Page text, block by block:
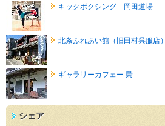
キックボクシング 岡田道場
北条ふれあい館（旧田村呉服店）
ギャラリーカフェー 梟
シェア